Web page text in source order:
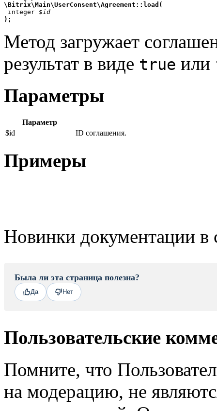
\Bitrix\Main\UserConsent\Agreement::load(
integer $id
);
Метод загружает
результат в виде true или
Параметры
Параметр
$id
ID соглашения.
Примеры
Новинки документации в
Была ли эта страница полезна?
Да Нет
Пользовательские
Помните, что
на модерацию, не